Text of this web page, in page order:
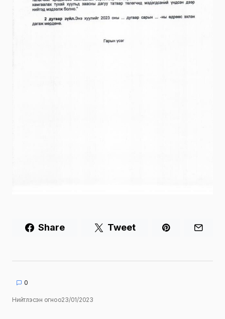
Share Tweet
0
Нийтлэсэн огноо23/01/2023